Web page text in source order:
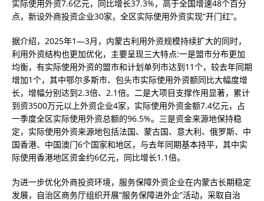
实际使用外资7.6亿元，同比增长37.3%，高于全国增速48个百分
点，新设外商投资企业30家，全区实际使用外资实现“开门红”。
据介绍，2025年1—3月，内蒙古利用外资规模持续扩大的同时，
利用外资结构也更加优化，主要呈现三大特点:一是盟市分布更加
均衡，有实际使用外资的盟市和计划单列市达到11个，较去年同期
增加1个，其中鄂尔多斯市、包头市实际使用外资额同比大幅度增
长，增幅分别达到2.3倍、2.1倍。二是大项目支撑作用显著，累计
到资3500万元以上外资企业4家，实际使用外资金额7.4亿元，占
一季度全区实际使用外资总额的96.5%。三是资金来源地保持稳
定，实际使用外资来源地包括法国、蒙古国、意大利、俄罗斯、中
国香港、中国澳门6个国家和地区，与去年同期基本持平，其中实
际使用香港地区资金约6亿元，同比增长1.1倍。
为进一步优化外商投资环境，服务保障外资企业在内蒙古长期稳定
发展，自治区商务厅组织开展“服务保障进外企”活动，采取自治